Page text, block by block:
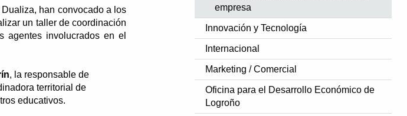
empresa
Innovación y Tecnología
Internacional
Marketing / Comercial
Oficina para el Desarrollo Económico de
Logroño
han convocado a los
un taller de coordinación
involucrados en el
, la responsable de
territorial de
educativos.